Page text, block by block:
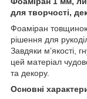
для творчості,
Фоаміран
рішення для
Завдяки м’якості,
цей матеріал
та декору.
Основні